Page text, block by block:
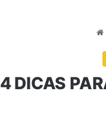
4 DICAS